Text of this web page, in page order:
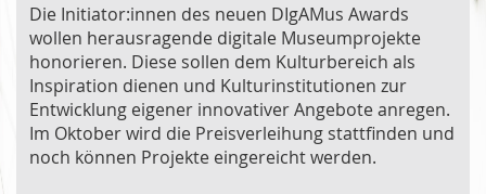
Die Initiator:innen des neuen DIgAMus Awards
wollen herausragende digitale Museumprojekte
honorieren. Diese sollen dem Kulturbereich als
Inspiration dienen und Kulturinstitutionen zur
Entwicklung eigener innovativer Angebote anregen.
Im Oktober wird die Preisverleihung stattfinden und
noch können Projekte eingereicht werden.